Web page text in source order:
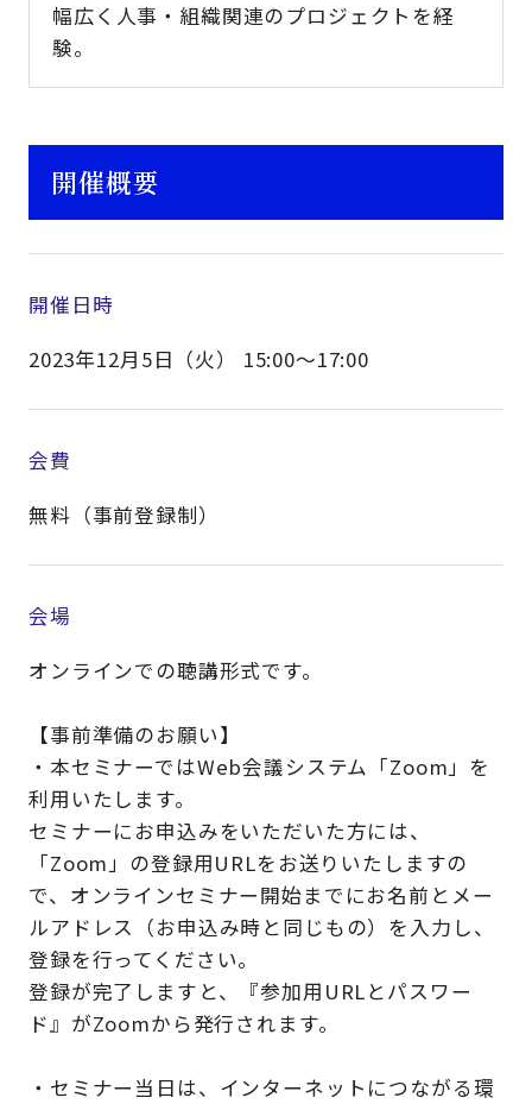
幅広く人事・組織関連のプロジェクトを経
験。
開催概要
開催日時
2023年12月5日（火） 15:00～17:00
会費
無料（事前登録制）
会場
オンラインでの聴講形式です。
【事前準備のお願い】
・本セミナーではWeb会議システム「Zoom」を
利用いたします。
セミナーにお申込みをいただいた方には、
「Zoom」の登録用URLをお送りいたしますの
で、オンラインセミナー開始までにお名前とメー
ルアドレス（お申込み時と同じもの）を入力し、
登録を行ってください。
登録が完了しますと、『参加用URLとパスワー
ド』がZoomから発行されます。
・セミナー当日は、インターネットにつながる環